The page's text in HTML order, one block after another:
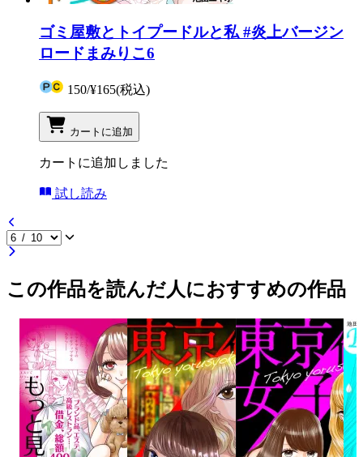
ゴミ屋敷とトイプードルと私 #炎上バージン
ロードまみりこ6
150/¥165(税込)
カートに追加
カートに追加しました
試し読み
この作品を読んだ人におすすめの作品